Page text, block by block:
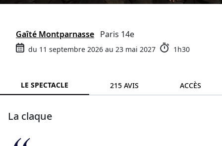
Gaîté Montparnasse Paris 14e
du 11 septembre 2026 au 23 mai 2027 1h30
LE SPECTACLE 215 AVIS ACCÈS
La claque